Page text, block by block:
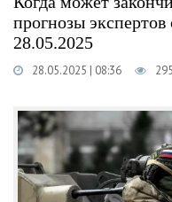
прогнозы
28.05.2025
28.05.2025 | 08:36 295